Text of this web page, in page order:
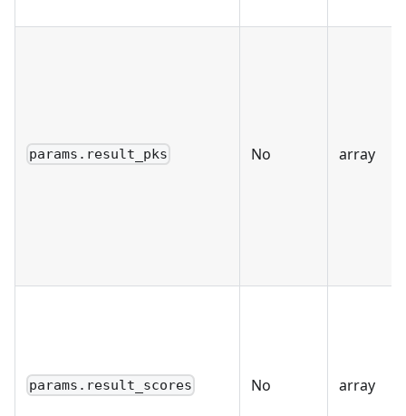
params.result_pks No array
params.result_scores No array